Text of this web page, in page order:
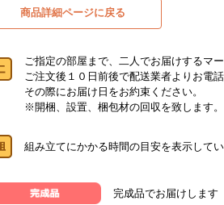
商品詳細ページに戻る
ご指定の部屋まで、二人でお届けするマー
ご注文後１０日前後で配送業者よりお電話
その際にお届け日をお約束ください。
※開梱、設置、梱包材の回収を致します。
組み立てにかかる時間の目安を表示してい
完成品でお届けします